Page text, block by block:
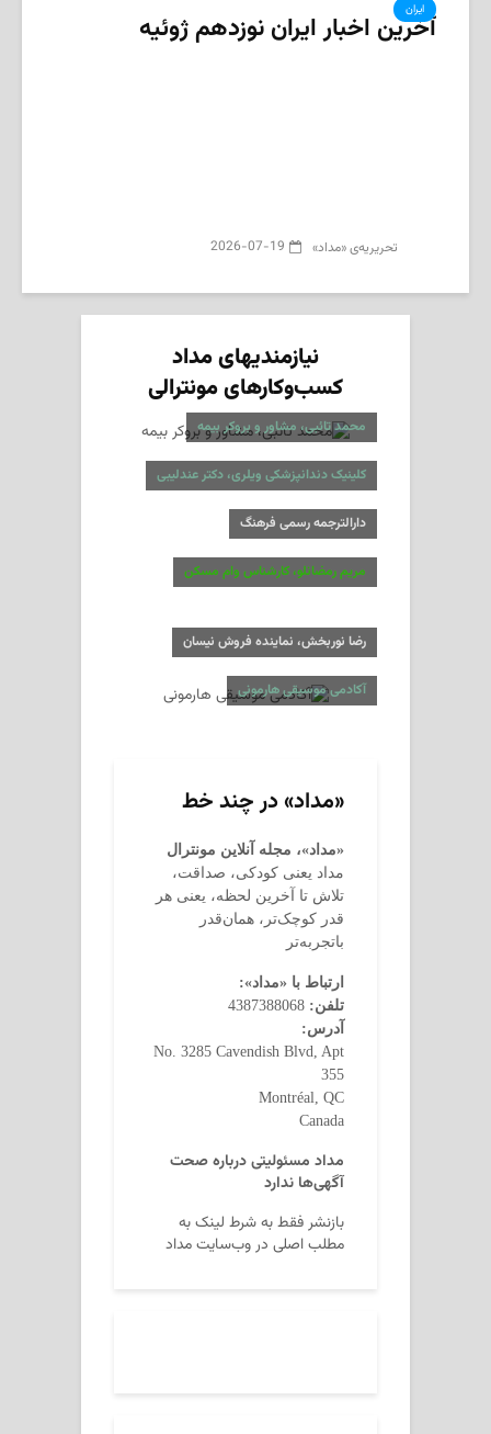
ایران
آخرین اخبار ایران نوزدهم ژوئیه‌
تحریریه‌ی «مداد» 2026-07-19
نیازمندیهای مداد
کسب‌وکارهای مونترالی
محمد تائبی، مشاور و بروکر بیمه
کلینیک دندانپزشکی ویلری، دکتر عندلیبی
دارالترجمه رسمی فرهنگ
مریم رمضانلو، کارشناس وام مسکن
رضا نوربخش، نماینده فروش نیسان
آکادمی موسیقی هارمونی
«مداد» در چند خط
«مداد»، مجله آنلاین مونترال
مداد یعنی کودکی، صداقت،
تلاش تا آخرین لحظه، یعنی هر
قدر کوچک‌تر، همان‌قدر
باتجربه‌تر
ارتباط با «مداد»:
تلفن:
آدرس:
No. 3285 Cavendish Blvd, Apt
355
Montréal, QC
Canada
مداد مسئولیتی درباره صحت
آگهی‌ها ندارد
بازنشر فقط به شرط لینک به
مطلب اصلی در وب‌سایت مداد